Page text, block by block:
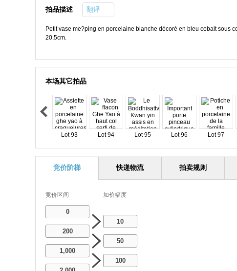
拍品描述 翻译
Petit vase me?ping en porcelaine blanche décoré en bleu cobalt sous
20,5cm.
本场其它拍品
Lot 93 Lot 94 Lot 95 Lot 96 Lot 97
竞价阶梯 快递物流 拍卖规则
竞价区间 加价幅度
0
10
200
50
1,000
100